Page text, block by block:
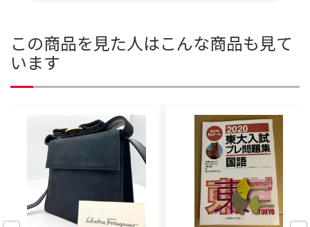
この商品を見た人はこんな商品も見て
います